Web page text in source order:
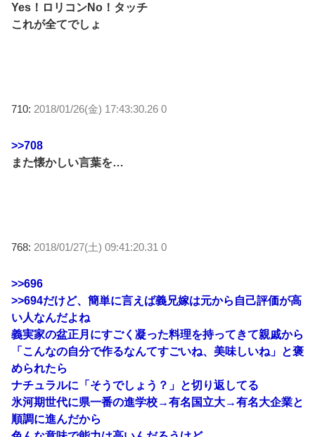
Yes！ロリコンNo！タッチ
これが全てでしょ
710: 2018/01/26(金) 17:43:30.26 0
>>708
また懐かしい言葉を…
768: 2018/01/27(土) 09:41:20.31 0
>>696
>>694だけど、簡単に言えば義兄嫁は元から自己評価が高
い人なんだよね
義実家の盆正月にすごく凝った料理を持ってきて親戚から
「こんなの自分で作るなんてすごいね、美味しいね」と褒
められたら
ナチュラルに「そうでしょう？」と切り返してる
氷河期世代に県一番の進学校→有名国立大→有名大企業と
順調に進んだから